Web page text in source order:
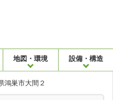
地図・環境 設備・構造
鴻巣市大間２